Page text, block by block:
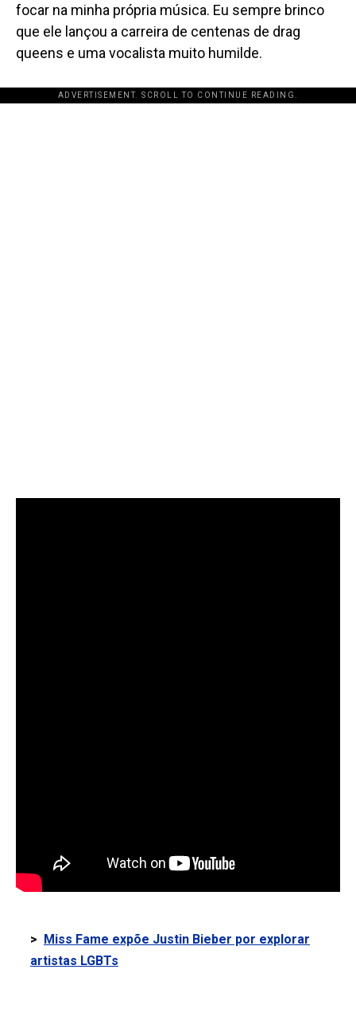
focar na minha própria música. Eu sempre brinco
que ele lançou a carreira de centenas de drag
queens e uma vocalista muito humilde.
ADVERTISEMENT. SCROLL TO CONTINUE READING.
> Miss Fame expõe Justin Bieber por explorar
artistas LGBTs